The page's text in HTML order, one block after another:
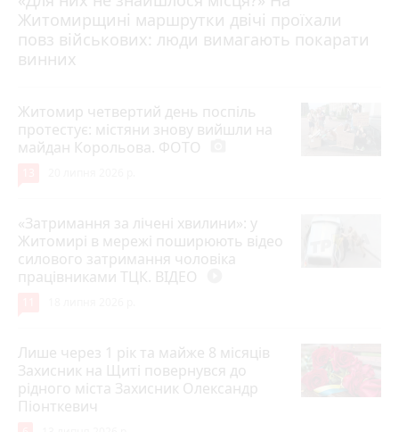
Житомирщині маршрутки двічі проїхали
повз військових: люди вимагають покарати
винних
17 липня 2026 р.
Житомир четвертий день поспіль
протестує: містяни знову вийшли на
майдан Корольова. ФОТО
«Затримання за лічені хвилини»: у
Житомирі в мережі поширюють відео
силового затримання чоловіка
працівниками ТЦК. ВІДЕО
Лише через 1 рік та майже 8 місяців
Захисник на Щиті повернувся до
рідного міста Захисник Олександр
Піонткевич